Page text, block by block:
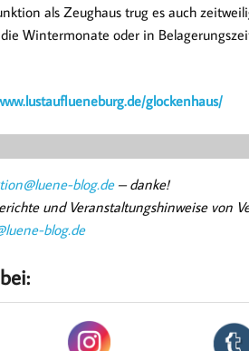
als Zeughaus trug es auch
Wintermonate oder in
glockenhaus/
blog.de– danke!
und Veranstaltungshinweise von
blog.de